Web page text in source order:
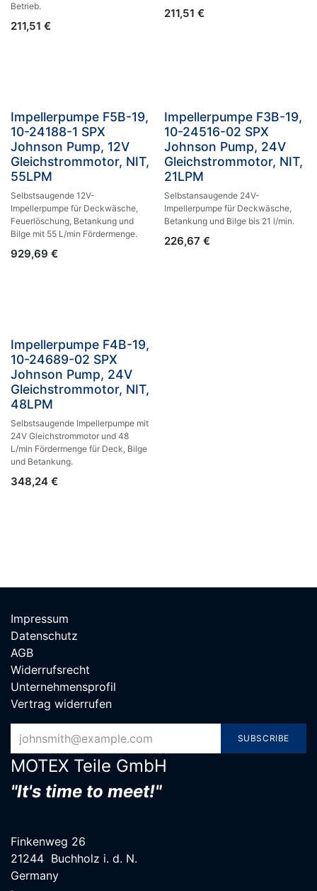
Betrieb.
211,51 €
211,51 €
Impellerpumpe F5B-19,
10-24188-1 SPX
Johnson Pump, 12V
Gleichstrommotor, NIT,
55LPM
Selbstsaugende 12V-
Impellerpumpe für Deckwäsche,
Feuerlöschung, Betankung und
Bilge mit 55 L/min Fördermenge.
929,69 €
Impellerpumpe F3B-19,
10-24516-02 SPX
Johnson Pump, 24V
Gleichstrommotor, NIT,
21LPM
Selbstansaugende 24V-
Impellerpumpe für Deckwäsche,
Betankung und Bilge bis 21 l/min.
226,67 €
Impellerpumpe F4B-19,
10-24689-02 SPX
Johnson Pump, 24V
Gleichstrommotor, NIT,
48LPM
Selbstsaugende Impellerpumpe mit
24V Gleichstrommotor und 48
L/min Fördermenge für Deck, Bilge
und Betankung.
348,24 €
Impressum
Datenschutz
AGB
Widerrufsrecht
Unternehmensprofil
Vertrag widerrufen
SUBSCRIBE
MOTEX Teile G​mbH
"It's time to meet!"
Finkenweg 26
21244 Buchholz i. d. N.
Germany